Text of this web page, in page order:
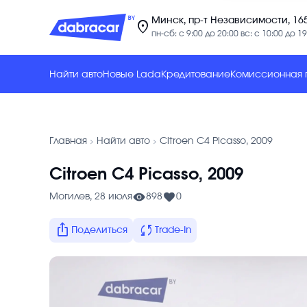
location_on Минск, пр-т Независимости,
пн-сб: с 9:00 до 20:00 вс: с 10:00 до
Найти автоНовые Lada КредитованиеКомиссионная
Главная chevron_forward Найти авто chevron_forward Citroen C4 Picasso, 2009
Citroen C4 Picasso, 2009
Могилев, 28 июля 898 0
ios_share Поделиться sync Trade-In